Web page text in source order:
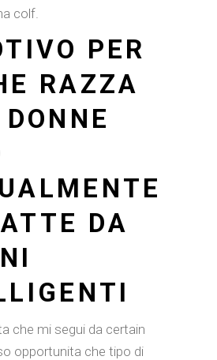
colf.
PER
RAZZA
DA
che mi segui da certain
opportunita che tipo di